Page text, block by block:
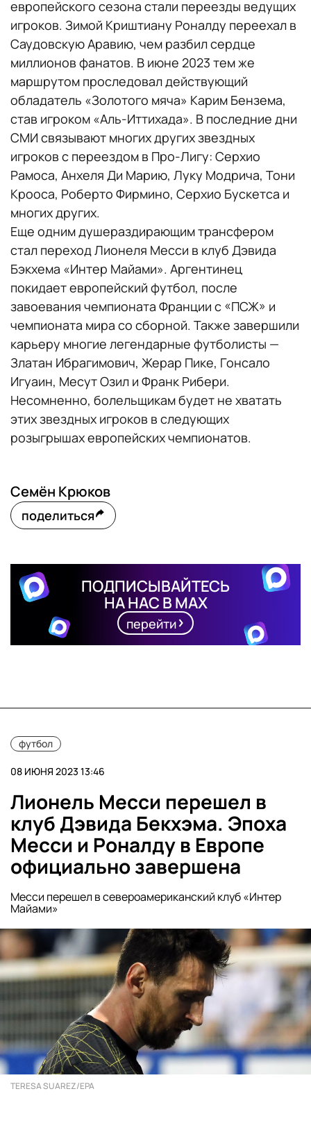
европейского сезона стали переезды ведущих
игроков. Зимой Криштиану Роналду переехал в
Саудовскую Аравию, чем разбил сердце
миллионов фанатов. В июне 2023 тем же
маршрутом проследовал действующий
обладатель «Золотого мяча» Карим Бензема,
став игроком «Аль-Иттихада». В последние дни
СМИ связывают многих других звездных
игроков с переездом в Про-Лигу: Серхио
Рамоса, Анхеля Ди Марию, Луку Модрича, Тони
Крооса, Роберто Фирмино, Серхио Бускетса и
многих других.
Еще одним душераздирающим трансфером
стал переход Лионеля Месси в клуб Дэвида
Бэкхема «Интер Майами». Аргентинец
покидает европейский футбол, после
завоевания чемпионата Франции с «ПСЖ» и
чемпионата мира со сборной. Также завершили
карьеру многие легендарные футболисты —
Златан Ибрагимович, Жерар Пике, Гонсало
Игуаин, Месут Озил и Франк Рибери.
Несомненно, болельщикам будет не хватать
этих звездных игроков в следующих
розыгрышах европейских чемпионатов.
Семён Крюков
поделиться
ПОДПИСЫВАЙТЕСЬ
НА НАС В MAX
перейти
футбол
08 ИЮНЯ 2023 13:46
Лионель Месси перешел в
клуб Дэвида Бекхэма. Эпоха
Месси и Роналду в Европе
официально завершена
Месси перешел в североамериканский клуб «Интер
Майами»
TERESA SUAREZ/EPA